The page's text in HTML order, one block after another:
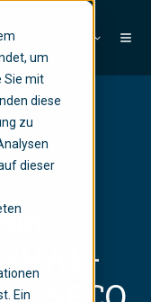
um
Sie mit
diese
zu
dieser
Ein